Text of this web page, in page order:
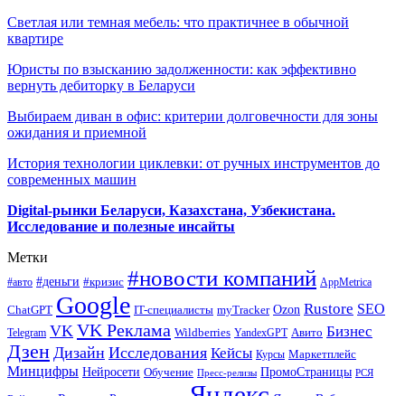
Светлая или темная мебель: что практичнее в обычной
квартире
Юристы по взысканию задолженности: как эффективно
вернуть дебиторку в Беларуси
Выбираем диван в офис: критерии долговечности для зоны
ожидания и приемной
История технологии циклевки: от ручных инструментов до
современных машин
Digital-рынки Беларуси, Казахстана, Узбекистана.
Исследование и полезные инсайты
Метки
#авто #деньги #кризис #новости компаний AppMetrica
ChatGPT Google IT-специалисты myTracker Ozon Rustore SEO
Telegram VK VK Реклама Wildberries YandexGPT Авито Бизнес
Дзен Дизайн Исследования Кейсы Курсы Маркетплейс
Минцифры Нейросети Обучение Пресс-релизы ПромоСтраницы РСЯ